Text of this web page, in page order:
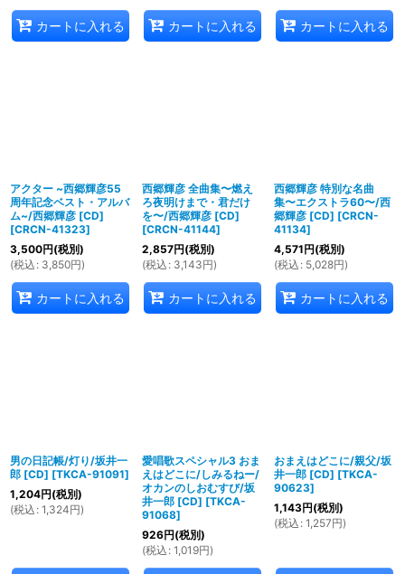
カートに入れる カートに入れる カートに入れる
アクター ~西郷輝彦55
周年記念ベスト・アルバ
ム~/西郷輝彦 [CD]
[CRCN-41323]
3,500円(税別)
(税込 : 3,850円)
カートに入れる
西郷輝彦 全曲集〜燃え
ろ夜明けまで・君だけ
を〜/西郷輝彦 [CD]
[CRCN-41144]
2,857円(税別)
(税込 : 3,143円)
カートに入れる
西郷輝彦 特別な名曲
集〜エクストラ60〜/西
郷輝彦 [CD] [CRCN-
41134]
4,571円(税別)
(税込 : 5,028円)
カートに入れる
男の日記帳/灯り/坂井一
郎 [CD] [TKCA-91091]
1,204円(税別)
(税込 : 1,324円)
愛唱歌スペシャル3 おま
えはどこに/しみるねー/
オカンのしおむすび/坂
井一郎 [CD] [TKCA-
91068]
926円(税別)
(税込 : 1,019円)
おまえはどこに/親父/坂
井一郎 [CD] [TKCA-
90623]
1,143円(税別)
(税込 : 1,257円)